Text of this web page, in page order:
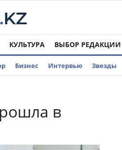
КУЛЬТУРА ВЫБОР РЕДАКЦИИ
Бизнес Интервью Звезды
в